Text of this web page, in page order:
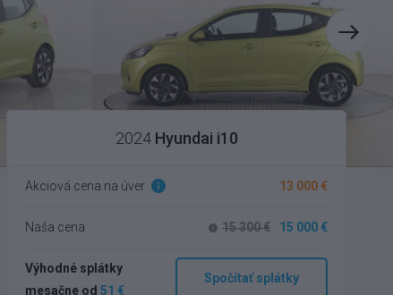
2024Hyundai i10
Akciová cena na úver 13 000 €
Naša cena 15 300 € 15 000 €
Výhodné splátky
mesačne od 51 €
Spočítať splátky